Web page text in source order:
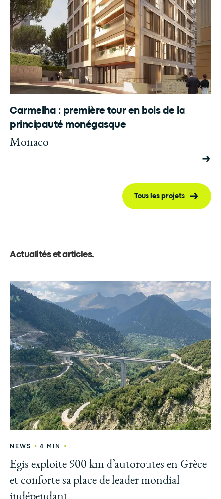
Carmelha : première tour en bois de la
principauté monégasque
Monaco
Tous les projets
Actualités et articles.
NEWS • 4 MIN •
Egis exploite 900 km d’autoroutes en Grèce
et conforte sa place de leader mondial
indépendant